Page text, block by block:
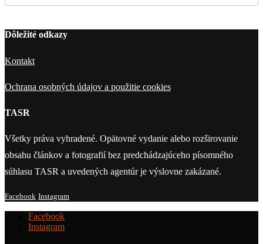
Dôležité odkazy
Kontakt
Ochrana osobných údajov a použitie cookies
TASR
Všetky práva vyhradené. Opätovné vydanie alebo rozširovanie
obsahu článkov a fotografií bez predchádzajúceho písomného
súhlasu TASR a uvedených agentúr je výslovne zakázané.
Facebook Instagram
Facebook
Instagram